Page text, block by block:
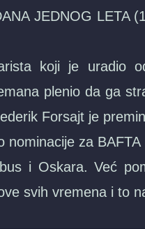
JEDNOG LETA
koji je uradio
plenio da ga
Forsajt je
nominacije za
i Oskara. Već
svih vremena i to